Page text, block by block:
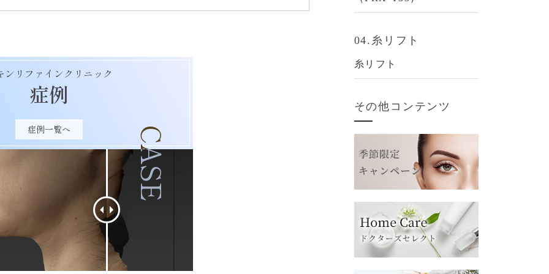
ンリファインクリニック
症例
症例一覧へ CASE
04.糸リフト
糸リフト
その他コンテンツ